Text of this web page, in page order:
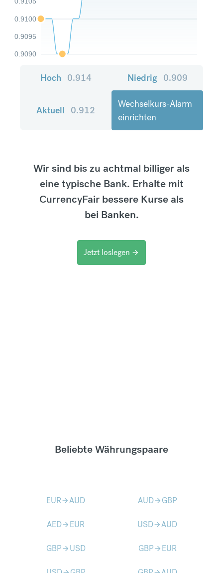
0.9090
0.9095
0.9100
Hoch 0.914 Niedrig 0.909
Aktuell 0.912
Wechselkurs-Alarm
einrichten
Wir sind bis zu achtmal billiger als
eine typische Bank. Erhalte mit
CurrencyFair bessere Kurse als
bei Banken.
Jetzt loslegen arrow_forward
Beliebte Währungspaare
EURarrow_forwardAUD AUDarrow_forward GBP
AEDarrow_forward EUR USDarrow_forwardAUD
GBParrow_forward USD GBParrow_forward EUR